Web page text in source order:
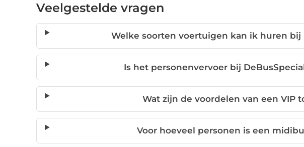
Veelgestelde vragen
Welke soorten voertuigen kan ik huren bij
Is het personenvervoer bij
Wat zijn de voordelen van een VIP
Voor hoeveel personen is een